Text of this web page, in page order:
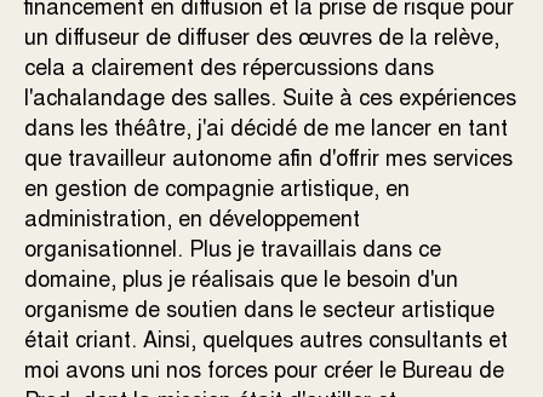
financement en diffusion et la prise de risque pour
un diffuseur de diffuser des œuvres de la relève,
cela a clairement des répercussions dans
l'achalandage des salles. Suite à ces expériences
dans les théâtre, j'ai décidé de me lancer en tant
que travailleur autonome afin d'offrir mes services
en gestion de compagnie artistique, en
administration, en développement
organisationnel. Plus je travaillais dans ce
domaine, plus je réalisais que le besoin d'un
organisme de soutien dans le secteur artistique
était criant. Ainsi, quelques autres consultants et
moi avons uni nos forces pour créer le Bureau de